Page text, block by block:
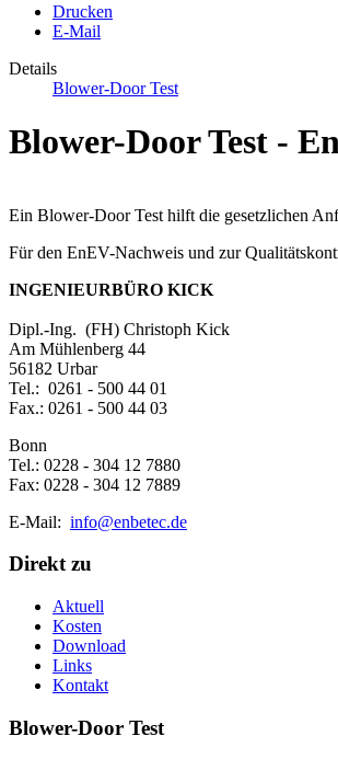
Drucken
E-Mail
Details
Blower-Door Test
Blower-Door Test -
Ein Blower-Door Test hilft die gesetzlichen
Für den EnEV-Nachweis und zur
INGENIEURBÜRO KICK
Dipl.-Ing. (FH) Christoph Kick
Am Mühlenberg 44
56182 Urbar
Tel.: 0261 - 500 44 01
Fax.: 0261 - 500 44 03
Bonn
Tel.: 0228 - 304 12 7880
Fax: 0228 - 304 12 7889
E-Mail: info@enbetec.de
Direkt zu
Aktuell
Kosten
Download
Links
Kontakt
Blower-Door Test